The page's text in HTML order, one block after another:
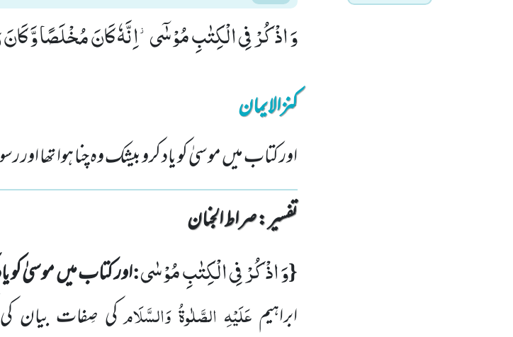
وَ اذْكُرْ فِی الْكِتٰبِ مُوْسٰۤى٘-اِنَّهٗ كَانَ مُخْلَصًا وَّ كَانَ
کنزالایمان
اور کتاب میں موسیٰ کو یاد کرو بیشک وہ چنا ہوا تھا
تفسیر : ‎صراط الجنان
{وَ اذْكُرْ فِی الْكِتٰبِ مُوْسٰى:اور کتاب میں موسیٰ کو
ابراہیم عَلَیْہِ الصَّلٰوۃُ وَالسَّلَامکی صِفات بیان